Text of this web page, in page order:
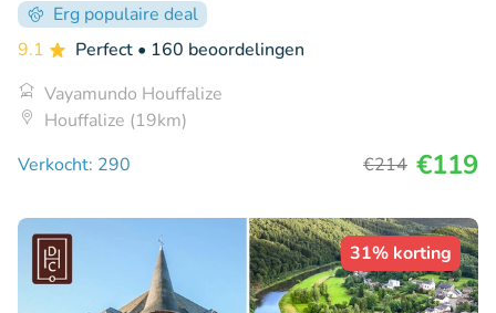
Erg populaire deal
9.1
Perfect • 160 beoordelingen
Vayamundo Houffalize
Houffalize (19km)
Verkocht: 290
€214 €119
31% korting